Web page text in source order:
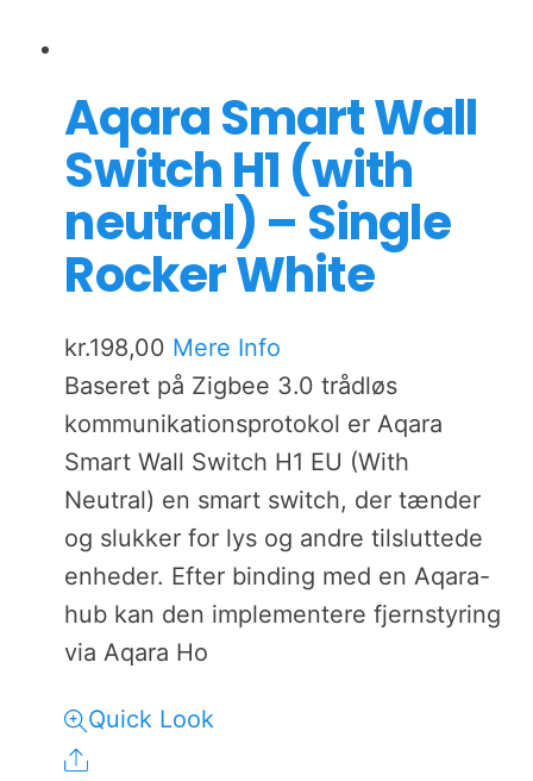
Aqara Smart Wall
Switch H1 (with
neutral) – Single
Rocker White
kr.198,00 Mere Info
Baseret på Zigbee 3.0 trådløs
kommunikationsprotokol er Aqara
Smart Wall Switch H1 EU (With
Neutral) en smart switch, der tænder
og slukker for lys og andre tilsluttede
enheder. Efter binding med en Aqara-
hub kan den implementere fjernstyring
via Aqara Ho
Quick Look
Share